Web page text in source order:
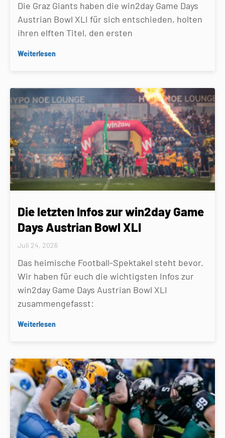
Die Graz Giants haben die win2day Game Days
Austrian Bowl XLI für sich entschieden, holten
ihren elften Titel, den ersten
Weiterlesen
Die letzten Infos zur win2day Game
Days Austrian Bowl XLI
Juli 24, 2026
Das heimische Football-Spektakel steht bevor.
Wir haben für euch die wichtigsten Infos zur
win2day Game Days Austrian Bowl XLI
zusammengefasst:
Weiterlesen